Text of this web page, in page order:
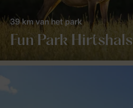
Fun Park Hirtshals
39 km van het park